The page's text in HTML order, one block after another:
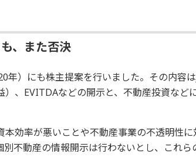
、また否決
年）にも株主提案を行いました。その内容
、EVITDAなどの開示と、不動産投資など
本効率が悪いことや不動産事業の不透明性
別不動産の情報開示は行わないとし、これら